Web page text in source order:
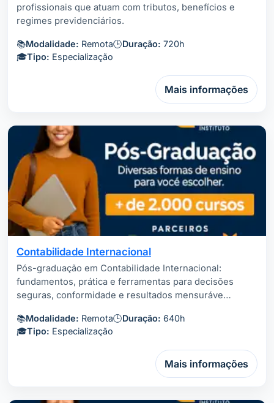
profissionais que atuam com tributos, benefícios e
regimes previdenciários.
📚Modalidade: Remota🕒Duração: 720h
🎓Tipo: Especialização
Mais informações
Contabilidade Internacional
Pós-graduação em Contabilidade Internacional:
fundamentos, prática e ferramentas para decisões
seguras, conformidade e resultados mensuráve…
📚Modalidade: Remota🕒Duração: 640h
🎓Tipo: Especialização
Mais informações